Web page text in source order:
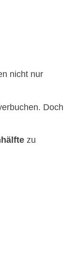
nicht nur
Doch
zu